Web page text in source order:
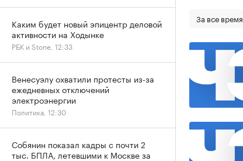
За все время
Каким будет новый эпицентр деловой
активности на Ходынке
РБК и Stone, 12:33
Венесуэлу охватили протесты из-за
ежедневных отключений
электроэнергии
Политика, 12:30
Собянин показал кадры с почти 2
тыс. БПЛА, летевшими к Москве за